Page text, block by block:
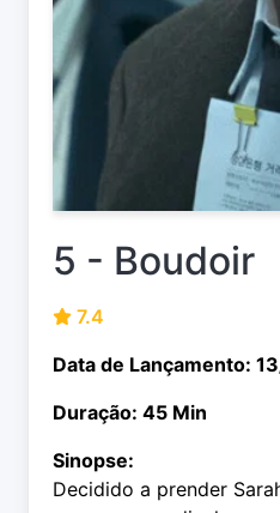
5 - Boudoir
7.4
Data de Lançamento:
Duração: 45 Min
Sinopse:
Decidido a prender